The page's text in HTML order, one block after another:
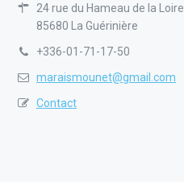
24 rue du Hameau de la Loire
85680 La Guérinière
+336-01-71-17-50
maraismounet@gmail.com
Contact